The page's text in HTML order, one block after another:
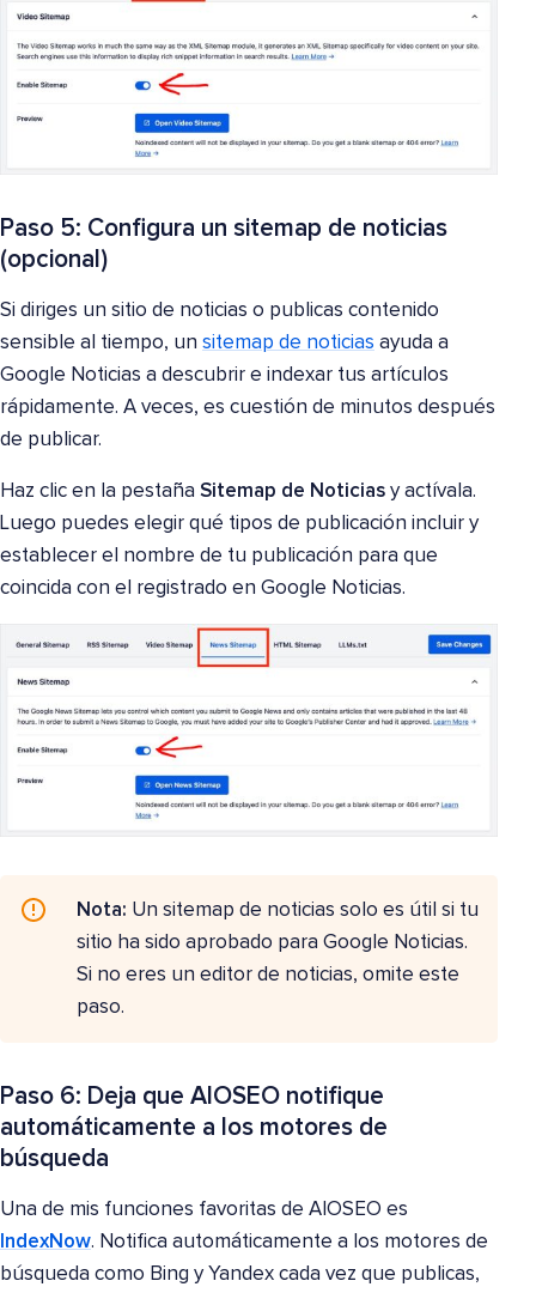
Paso 5: Configura un sitemap de noticias
(opcional)
Si diriges un sitio de noticias o publicas contenido
sensible al tiempo, un sitemap de noticias ayuda a
Google Noticias a descubrir e indexar tus artículos
rápidamente. A veces, es cuestión de minutos después
de publicar.
Haz clic en la pestaña Sitemap de Noticias y actívala.
Luego puedes elegir qué tipos de publicación incluir y
establecer el nombre de tu publicación para que
coincida con el registrado en Google Noticias.
Nota: Un sitemap de noticias solo es útil si tu
sitio ha sido aprobado para Google Noticias.
Si no eres un editor de noticias, omite este
paso.
Paso 6: Deja que AIOSEO notifique
automáticamente a los motores de
búsqueda
Una de mis funciones favoritas de AIOSEO es
IndexNow. Notifica automáticamente a los motores de
búsqueda como Bing y Yandex cada vez que publicas,